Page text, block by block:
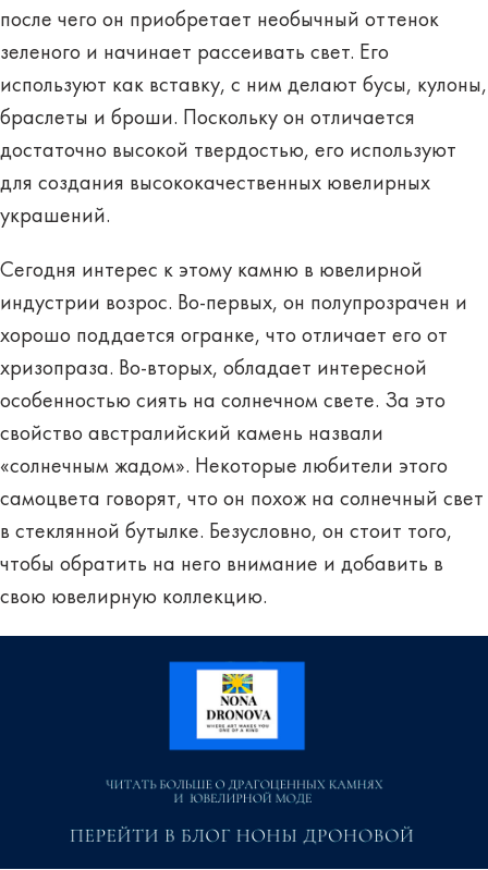
после чего он приобретает необычный оттенок
зеленого и начинает рассеивать свет. Его
используют как вставку, с ним делают бусы, кулоны,
браслеты и броши. Поскольку он отличается
достаточно высокой твердостью, его используют
для создания высококачественных ювелирных
украшений.
Сегодня интерес к этому камню в ювелирной
индустрии возрос. Во-первых, он полупрозрачен и
хорошо поддается огранке, что отличает его от
хризопраза. Во-вторых, обладает интересной
особенностью сиять на солнечном свете. За это
свойство австралийский камень назвали
«солнечным жадом». Некоторые любители этого
самоцвета говорят, что он похож на солнечный свет
в стеклянной бутылке. Безусловно, он стоит того,
чтобы обратить на него внимание и добавить в
свою ювелирную коллекцию.